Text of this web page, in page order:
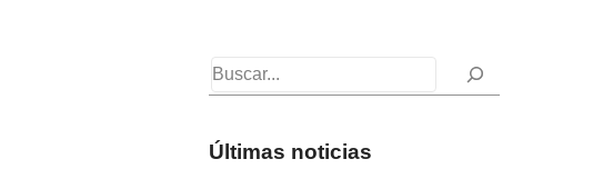
Últimas noticias